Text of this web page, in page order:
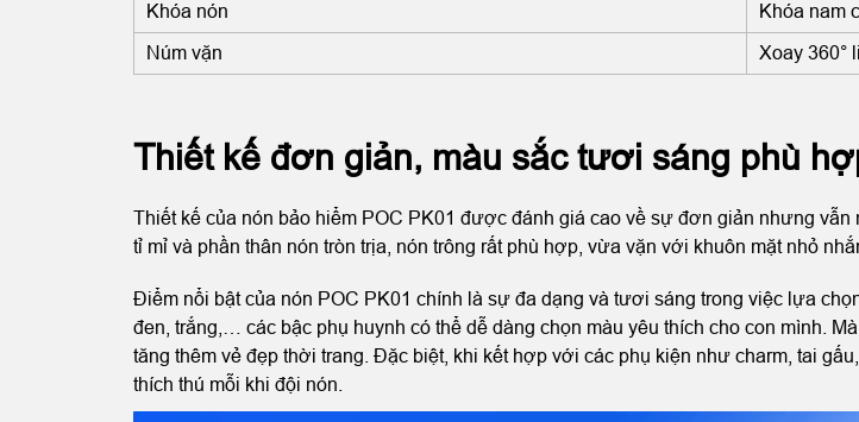
Khóa nón Khóa nam
Núm vặn Xoay 360°
Thiết kế đơn giản, màu sắc tươi sáng phù
Thiết kế của nón bảo hiểm POC PK01 được đánh giá cao về sự đơn giản nhưng
tỉ mỉ và phần thân nón tròn trịa, nón trông rất phù hợp, vừa vặn với khuôn mặt nhỏ
Điểm nổi bật của nón POC PK01 chính là sự đa dạng và tươi sáng trong việc lựa
đen, trắng,… các bậc phụ huynh có thể dễ dàng chọn màu yêu thích cho con mình.
tăng thêm vẻ đẹp thời trang. Đặc biệt, khi kết hợp với các phụ kiện như charm, tai
thích thú mỗi khi đội nón.